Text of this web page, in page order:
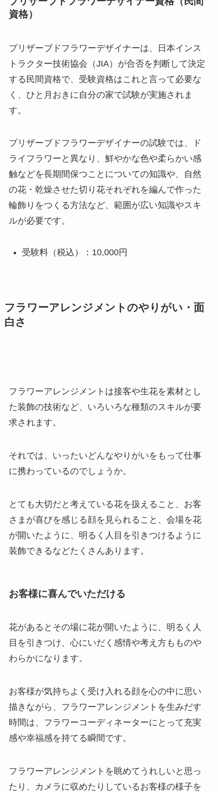
資格）
プリザーブドフラワーデザイナーは、日本インス
トラクター技術協会（JIA）が合否を判断して決定
する民間資格で、受験資格はこれと言って必要な
く、ひと月おきに自分の家で試験が実施されま
す。
プリザーブドフラワーデザイナーの試験では、ド
ライフラワーと異なり、鮮やかな色や柔らかい感
触などを長期間保つことについての知識や、自然
の花・乾燥させた切り花それぞれを編んで作った
輪飾りをつくる方法など、範囲が広い知識やスキ
ルが必要です。
受験料（税込）：10,000円
フラワーアレンジメントのやりがい・面
白さ
フラワーアレンジメントは接客や生花を素材とし
た装飾の技術など、いろいろな種類のスキルが要
求されます。
それでは、いったいどんなやりがいをもって仕事
に携わっているのでしょうか。
とても大切だと考えている花を扱えること、お客
さまが喜びを感じる顔を見られること、会場を花
が開いたように、明るく人目を引きつけるように
装飾できるなどたくさんあります。
お客様に喜んでいただける
花があるとその場に花が開いたように、明るく人
目を引きつけ、心にいだく感情や考え方もものや
わらかになります。
お客様が気持ちよく受け入れる顔を心の中に思い
描きながら、フラワーアレンジメントを生みだす
時間は、フラワーコーディネーターにとって充実
感や幸福感を持てる瞬間です。
フラワーアレンジメントを眺めてうれしいと思っ
たり、カメラに収めたりしているお客様の様子を